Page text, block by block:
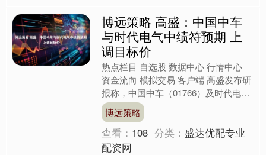
博远策略 高盛：中国中车
与时代电气中绩符预期 上
调目标价
热点栏目 自选股 数据中心 行情中心
资金流向 模拟交易 客户端 高盛发布研
报称，中国中车（01766）及时代电气
（03898）上半年业绩大致符合指引，
并展示好....
博远策略
查看： 108 分类：盛达优配专业
配资网